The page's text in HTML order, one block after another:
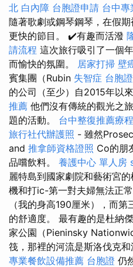
北 白內障 台胞證申請 台中專
隨著歌劇或鋼琴鋼琴，在假
更快的節目。 ✔️有趣而活潑
請流程 這次旅行吸引了一個
而愉快的氛圍。 居家打掃 壁
賓集團（Rubin 失智症 台胞
的公司（至少）自2015年以
推薦 他們沒有傳統的觀光之
題的活動。 台中整復推薦療程
旅行社代辦護照 - 雖然
and 推拿師資格證照 Co的朋
品嚐飲料。 養護中心 單人房
麗特島到國家劇院和藝術宮的
機和打ic-第一對夫婦無法正
（我的身高190厘米），而
的舒適度。 最有趣的是杜納
家公園（Pieninsky
筏，那裡的河流是斯洛伐克和
專業餐飲設備推薦 台胞證 仍